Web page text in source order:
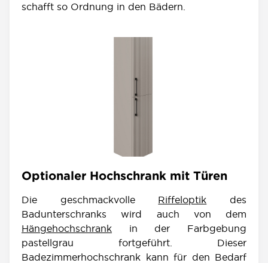
schafft so Ordnung in den Bädern.
Optionaler Hochschrank mit Türen
Die geschmackvolle Riffeloptik des
Badunterschranks wird auch von dem
Hängehochschrank in der Farbgebung
pastellgrau fortgeführt. Dieser
Badezimmerhochschrank kann für den Bedarf